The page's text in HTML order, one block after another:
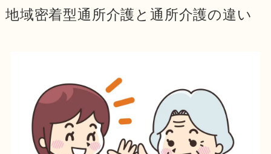
地域密着型通所介護と通所介護の違い